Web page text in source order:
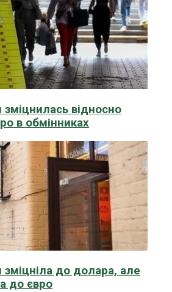
зміцнилась відносно
в обмінниках
зміцніла до долара, але
до євро